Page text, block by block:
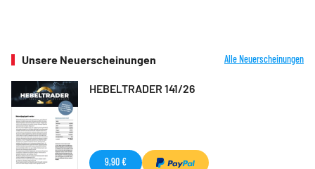
Unsere Neuerscheinungen Alle Neuerscheinungen
HEBELTRADER 141/26
9,90 €